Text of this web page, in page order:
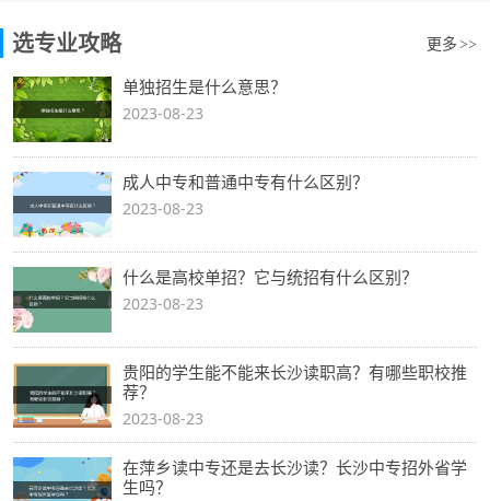
选专业攻略 更多 >>
单独招生是什么意思？
2023-08-23
成人中专和普通中专有什么区别？
2023-08-23
什么是高校单招？它与统招有什么区别？
2023-08-23
贵阳的学生能不能来长沙读职高？有哪些职校推
荐？
2023-08-23
在萍乡读中专还是去长沙读？长沙中专招外省学
生吗？